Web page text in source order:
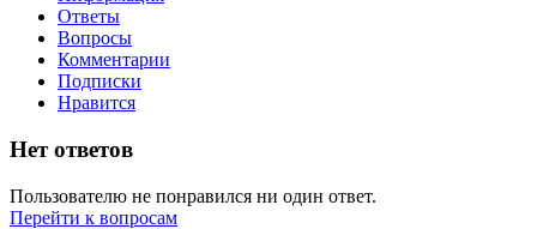
Ответы
Вопросы
Комментарии
Подписки
Нравится
Нет ответов
Пользователю не понравился ни один ответ.
Перейти к вопросам